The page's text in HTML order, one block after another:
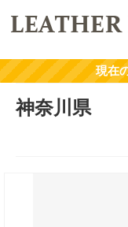
神奈川県